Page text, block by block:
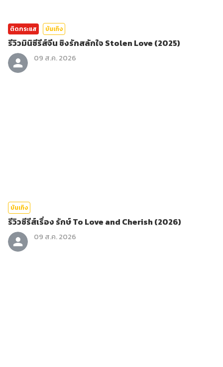
ติดกระแส บันเทิง
รีวิวมินิซีรีส์จีน ชิงรักสลักใจ Stolen Love (2025)
09 ส.ค. 2026
บันเทิง
รีวิวซีรีส์เรื่อง รักษ์ To Love and Cherish (2026)
09 ส.ค. 2026